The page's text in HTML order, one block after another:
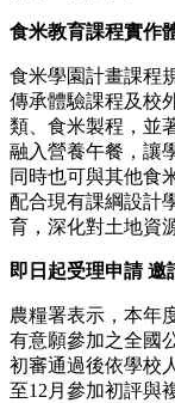
食米教育課程實作
食米學園計畫課程
傳承體驗課程及校
類、食米製程，並
融入營養午餐，讓
同時也可與其他食
配合現有課綱設計
育，深化對土地資
即日起受理申請 邀
農糧署表示，本年
有意願參加之全國
初審通過後依學校
至12月參加初評與